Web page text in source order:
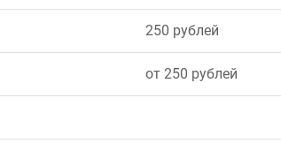
250 рублей
от 250 рублей